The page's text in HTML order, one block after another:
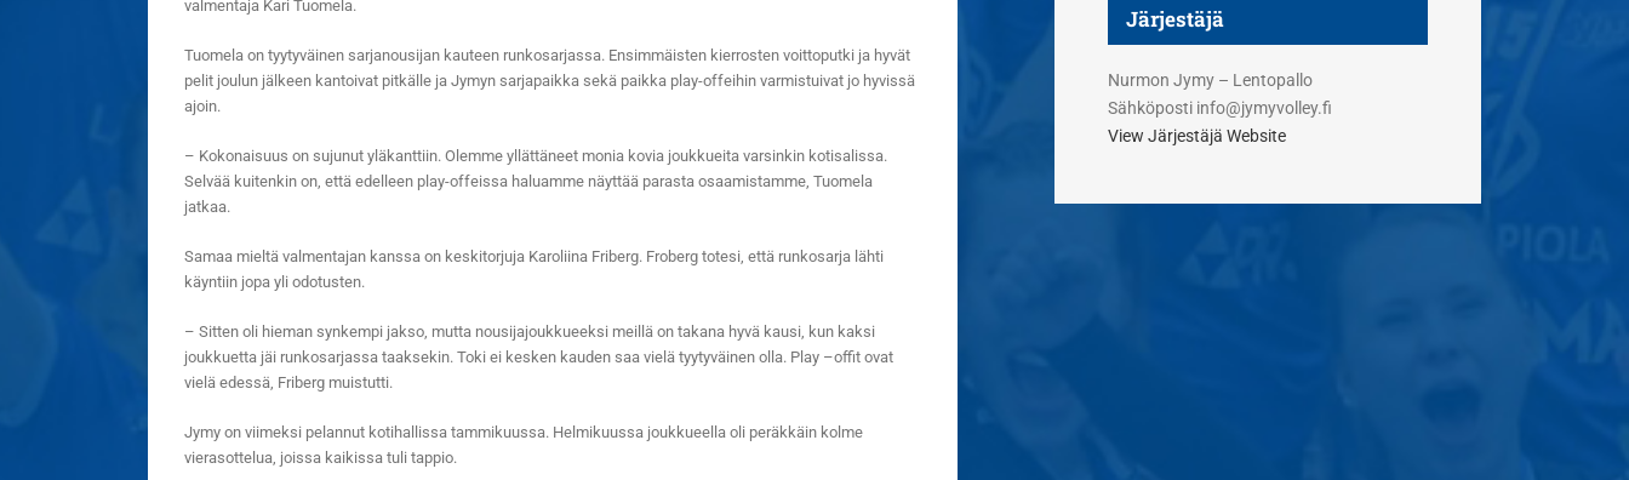
valmentaja Kari Tuomela.
Tuomela on tyytyväinen sarjanousijan kauteen runkosarjassa. Ensimmäisten kierrosten voittoputki ja hyvät
pelit joulun jälkeen kantoivat pitkälle ja Jymyn sarjapaikka sekä paikka play-offeihin varmistuivat jo hyvissä
ajoin.
– Kokonaisuus on sujunut yläkanttiin. Olemme yllättäneet monia kovia joukkueita varsinkin kotisalissa.
Selvää kuitenkin on, että edelleen play-offeissa haluamme näyttää parasta osaamistamme, Tuomela
jatkaa.
Samaa mieltä valmentajan kanssa on keskitorjuja Karoliina Friberg. Froberg totesi, että runkosarja lähti
käyntiin jopa yli odotusten.
– Sitten oli hieman synkempi jakso, mutta nousijajoukkueeksi meillä on takana hyvä kausi, kun kaksi
joukkuetta jäi runkosarjassa taaksekin. Toki ei kesken kauden saa vielä tyytyväinen olla. Play –offit ovat
vielä edessä, Friberg muistutti.
Jymy on viimeksi pelannut kotihallissa tammikuussa. Helmikuussa joukkueella oli peräkkäin kolme
vierasottelua, joissa kaikissa tuli tappio.
Järjestäjä
Nurmon Jymy – Lentopallo
Sähköposti info@jymyvolley.fi
View Järjestäjä Website